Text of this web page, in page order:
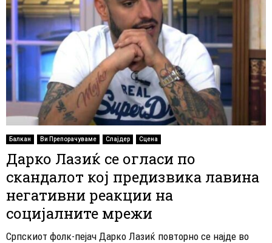
Балкан Ви Препорачуваме Слајдер Сцена
Дарко Лазиќ се огласи по
скандалот кој предизвика лавина
негативни реакции на
социјалните мрежи
Српскиот фолк-пејач Дарко Лазиќ повторно се најде во